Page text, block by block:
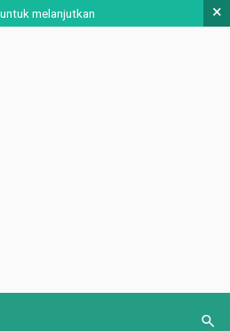
melanjutkan ×
search